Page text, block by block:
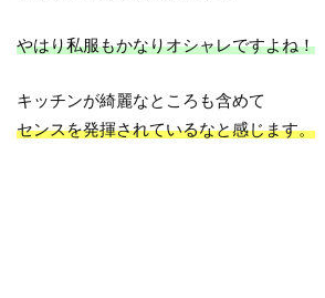
やはり私服もかなりオシャレですよね！
キッチンが綺麗なところも含めて
センスを発揮されているなと感じます。